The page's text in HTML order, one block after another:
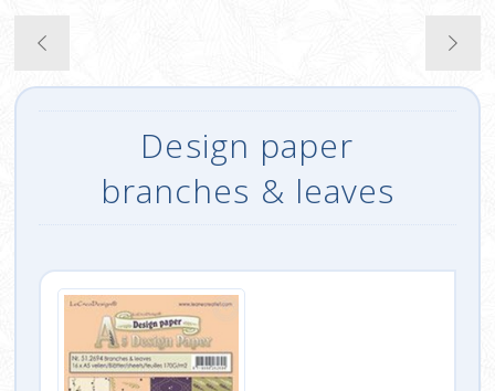
Design paper
branches & leaves